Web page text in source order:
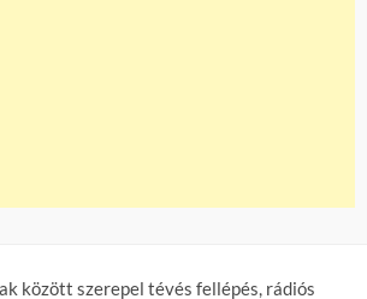
között szerepel tévés fellépés, rádiós